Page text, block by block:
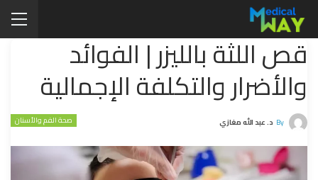
قص اللثة بالليزر | الفوائد
والأضرار والتكلفة الإجمالية
صحة الفم والأسنان By د. عبد الله مغازي